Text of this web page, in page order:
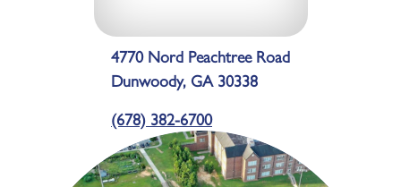
4770 Nord Peachtree Road
Dunwoody, GA 30338
(678) 382-6700